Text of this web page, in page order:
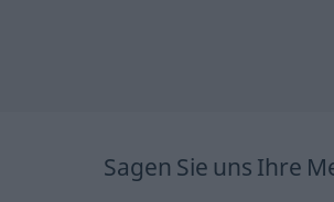
Sagen Sie uns Ihre